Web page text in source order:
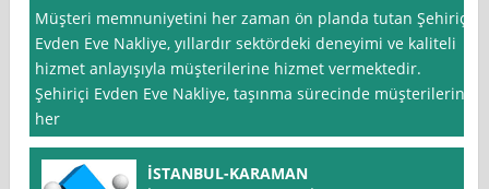
Müşteri memnuniyetini her zaman ön planda tutan Şehiriçi
Evden Eve Nakliye, yıllardır sektördeki deneyimi ve kaliteli
hizmet anlayışıyla müşterilerine hizmet vermektedir.
Şehiriçi Evden Eve Nakliye, taşınma sürecinde müşterilerine
her
İSTANBUL-KARAMAN